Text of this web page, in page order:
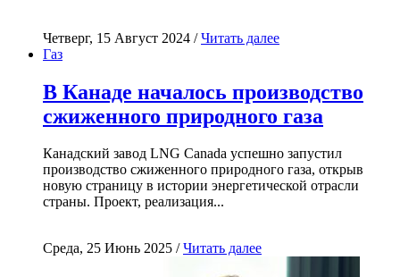
Четверг, 15 Август 2024 /Читать далее
Газ
В Канаде началось производство
сжиженного природного газа
Канадский завод LNG Canada успешно запустил
производство сжиженного природного газа, открыв
новую страницу в истории энергетической отрасли
страны. Проект, реализация...
Среда, 25 Июнь 2025 /Читать далее